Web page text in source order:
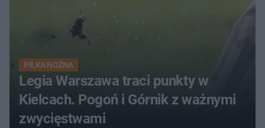
PIŁKA NOŻNA
Legia Warszawa traci punkty w
Kielcach. Pogoń i Górnik z ważnymi
zwycięstwami